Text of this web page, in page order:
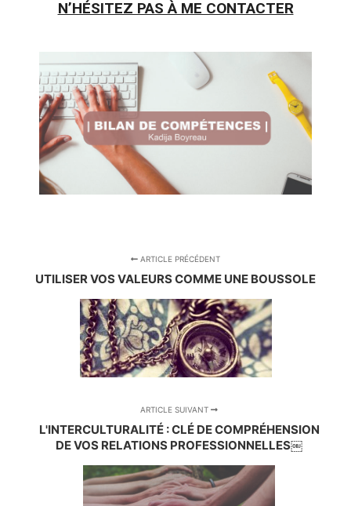
N’HÉSITEZ PAS À ME CONTACTER
ARTICLE PRÉCÉDENT
UTILISER VOS VALEURS COMME UNE BOUSSOLE
ARTICLE SUIVANT
L'INTERCULTURALITÉ : CLÉ DE COMPRÉHENSION
DE VOS RELATIONS PROFESSIONNELLES￼